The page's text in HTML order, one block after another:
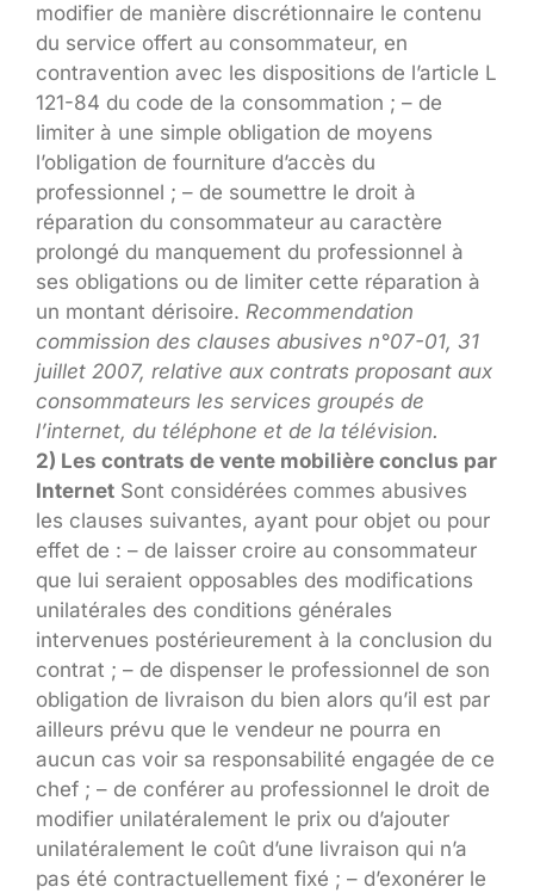
modifier de manière discrétionnaire le contenu
du service offert au consommateur, en
contravention avec les dispositions de l’article L
121-84 du code de la consommation ; – de
limiter à une simple obligation de moyens
l’obligation de fourniture d’accès du
professionnel ; – de soumettre le droit à
réparation du consommateur au caractère
prolongé du manquement du professionnel à
ses obligations ou de limiter cette réparation à
un montant dérisoire. Recommendation
commission des clauses abusives n°07-01, 31
juillet 2007, relative aux contrats proposant aux
consommateurs les services groupés de
l’internet, du téléphone et de la télévision.
2) Les contrats de vente mobilière conclus par
Internet Sont considérées commes abusives
les clauses suivantes, ayant pour objet ou pour
effet de : – de laisser croire au consommateur
que lui seraient opposables des modifications
unilatérales des conditions générales
intervenues postérieurement à la conclusion du
contrat ; – de dispenser le professionnel de son
obligation de livraison du bien alors qu’il est par
ailleurs prévu que le vendeur ne pourra en
aucun cas voir sa responsabilité engagée de ce
chef ; – de conférer au professionnel le droit de
modifier unilatéralement le prix ou d’ajouter
unilatéralement le coût d’une livraison qui n’a
pas été contractuellement fixé ; – d’exonérer le